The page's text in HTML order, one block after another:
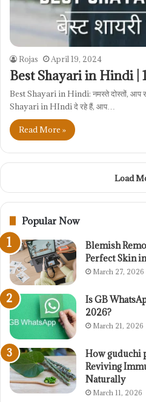
Rojas April 19, 2024
Best Shayari in Hindi |
Best Shayari in Hindi: नमस्ते दोस्तों,
Shayari in HIndi दे रहे हैं, आप…
Read More »
Load
Popular Now
Blemish
Perfect Skin
March 27, 2026
Is GB
2026?
March 21, 2026
How guduchi
Reviving
Naturally
March 11, 2026